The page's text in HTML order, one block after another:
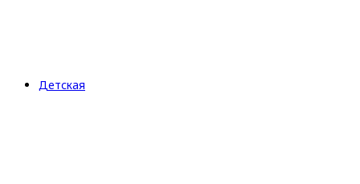
Детская